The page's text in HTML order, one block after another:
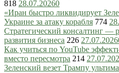
818 28.07.20260
«Иран быстро ликвидирует
Украине за атаку корабля 774
Стратегический консалтинг —
развития бизнеса 226 27.07.2026
Как учиться по YouTube
вместо пересмотра 214
Зеленский везет Трампу